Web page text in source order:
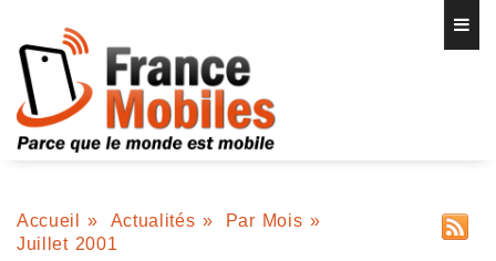
Accueil » Actualités » Par Mois »
Juillet 2001